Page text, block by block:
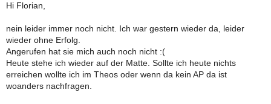
Hi Florian,
nein leider immer noch nicht. Ich war gestern wieder da, leider
wieder ohne Erfolg.
Angerufen hat sie mich auch noch nicht :(
Heute stehe ich wieder auf der Matte. Sollte ich heute nichts
erreichen wollte ich im Theos oder wenn da kein AP da ist
woanders nachfragen.